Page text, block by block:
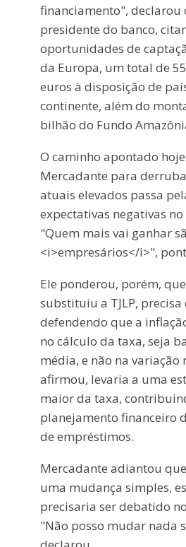
financiamento", declarou
presidente do banco,
oportunidades de
da Europa, um total de
euros à disposição de
continente, além do
bilhão do Fundo
O caminho apontado
Mercadante para
atuais elevados passa
expectativas negativas
"Quem mais vai ganhar
<i>empresários</i>",
Ele ponderou, porém,
substituiu a TJLP, precisa
defendendo que a
no cálculo da taxa, seja
média, e não na variação
afirmou, levaria a uma
maior da taxa,
planejamento financeiro
de empréstimos.
Mercadante adiantou
uma mudança simples,
precisaria ser debatido
"Não posso mudar nada